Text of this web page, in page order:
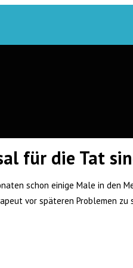
für die Tat
schon einige Male in den
vor späteren Problemen zu